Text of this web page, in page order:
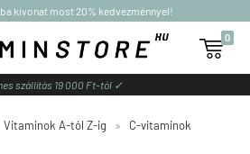
kivonat most 20% kedvezménnyel!

0
szállítás 19 000 Ft-tól ✓
Vitaminok A-tól Z-ig » C-vitaminok